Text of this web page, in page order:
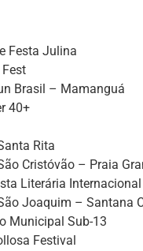
Festa Julina
Brasil – Mamanguá
40+
Rita
Cristóvão – Praia
Literária
Joaquim – Santana
Municipal Sub-13
Festival